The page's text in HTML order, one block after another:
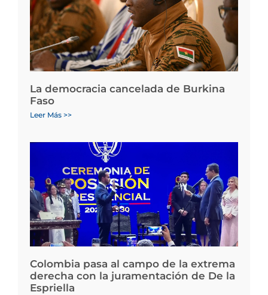
La democracia cancelada de Burkina
Faso
Leer Más >>
Colombia pasa al campo de la extrema
derecha con la juramentación de De la
Espriella